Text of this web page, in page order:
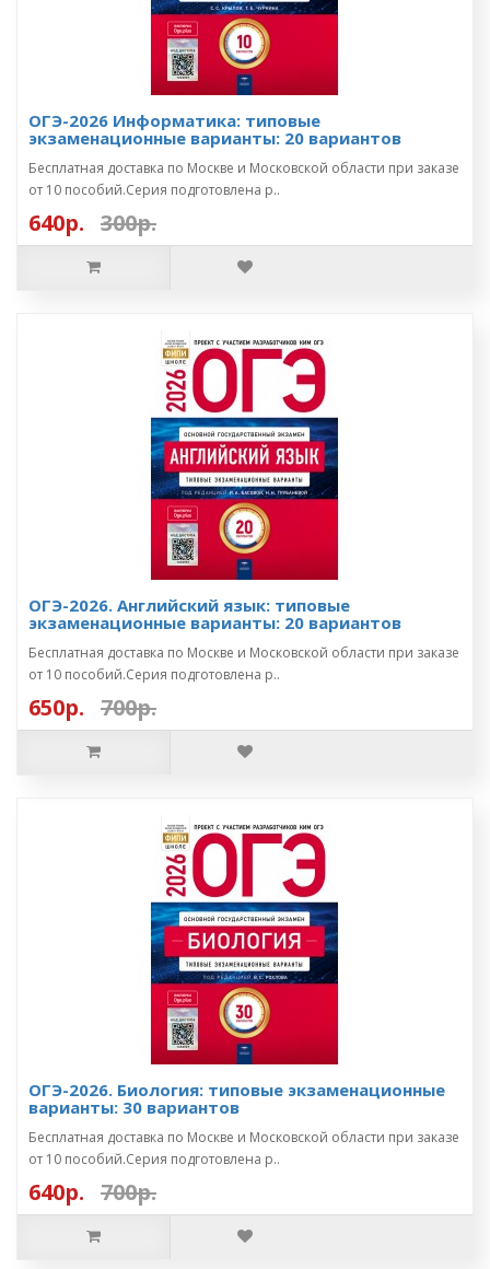
ОГЭ-2026 Информатика: типовые
экзаменационные варианты: 20 вариантов
Бесплатная доставка по Москве и Московской области при заказе
от 10 пособий.Серия подготовлена р..
640р. 300р.
ОГЭ-2026. Английский язык: типовые
экзаменационные варианты: 20 вариантов
Бесплатная доставка по Москве и Московской области при заказе
от 10 пособий.Серия подготовлена р..
650р. 700р.
ОГЭ-2026. Биология: типовые экзаменационные
варианты: 30 вариантов
Бесплатная доставка по Москве и Московской области при заказе
от 10 пособий.Серия подготовлена р..
640р. 700р.